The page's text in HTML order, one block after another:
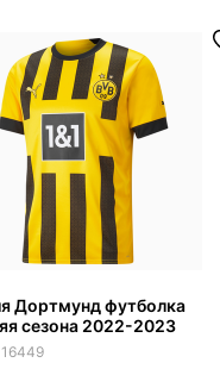
Дортмунд футболка
сезона 2022-2023